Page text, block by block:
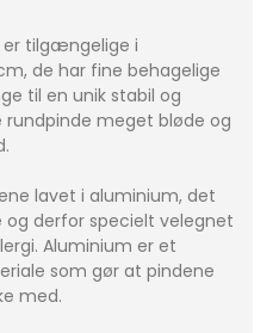
er tilgængelige i
de har fine behagelige
til en unik stabil og
rundpinde meget bløde og
lavet i aluminium, det
derfor specielt velegnet
Aluminium er et
som gør at pindene
med.